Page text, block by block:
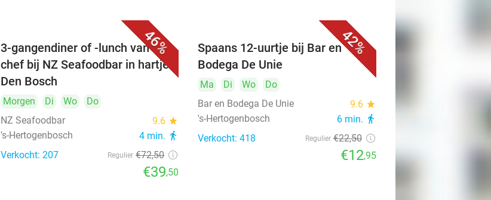
46%
3-gangendiner of -lunch van de
chef bij NZ Seafoodbar in hartje
Den Bosch
Morgen Di Wo
Do
NZ Seafoodbar
9.6 star
's-Hertogenbosch 4 min. directions_walk
Verkocht: 207 Regulier €72,50
€39,50
42%
Spaans 12-uurtje bij Bar en
Bodega De Unie
Ma Di Wo
Do
Bar en Bodega De Unie
9.6 star
's-Hertogenbosch 6 min. directions_walk
Verkocht: 418 Regulier €22,50
€12,95